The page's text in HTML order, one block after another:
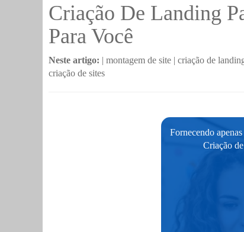
Criação De Landing
Para Você
Neste artigo: | montagem de site | criação de
criação de sites
Fornecendo
Criação